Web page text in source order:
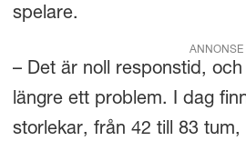
spelare.
ANNONSE
– Det är noll responstid,
längre ett problem. I dag
storlekar, från 42 till 83